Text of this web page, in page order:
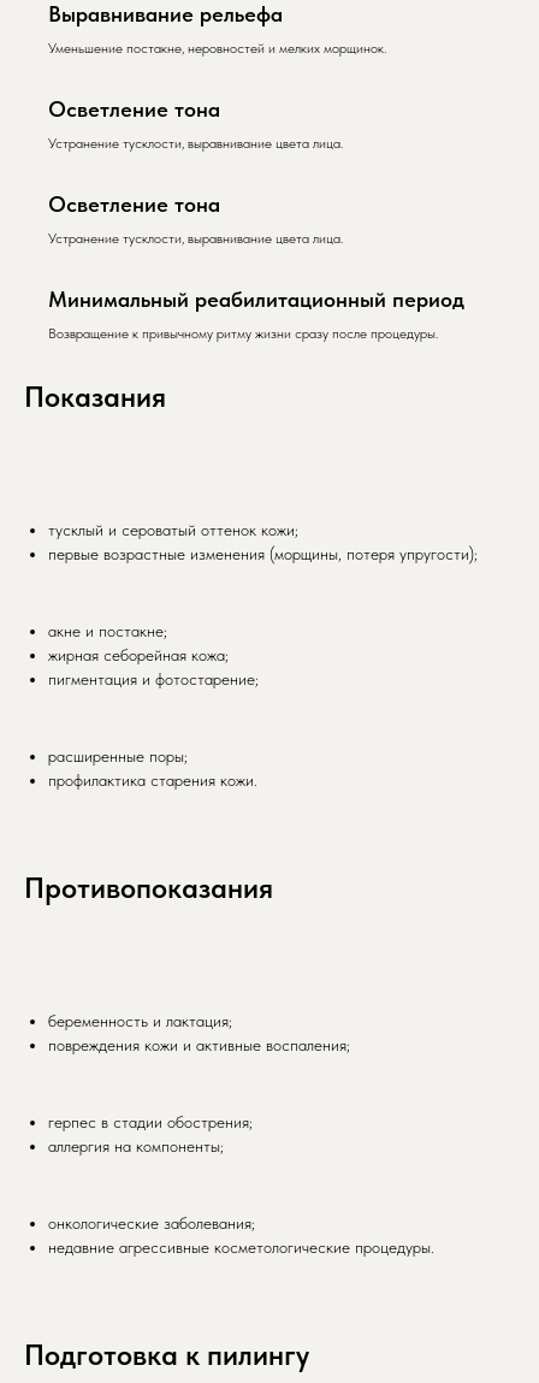
Выравнивание рельефа
Уменьшение постакне, неровностей и мелких морщинок.
Осветление тона
Устранение тусклости, выравнивание цвета лица.
Осветление тона
Устранение тусклости, выравнивание цвета лица.
Минимальный реабилитационный период
Возвращение к привычному ритму жизни сразу после процедуры.
Показания
тусклый и сероватый оттенок кожи;
первые возрастные изменения (морщины, потеря упругости);
акне и постакне;
жирная себорейная кожа;
пигментация и фотостарение;
расширенные поры;
профилактика старения кожи.
Противопоказания
беременность и лактация;
повреждения кожи и активные воспаления;
герпес в стадии обострения;
аллергия на компоненты;
онкологические заболевания;
недавние агрессивные косметологические процедуры.
Подготовка к пилингу